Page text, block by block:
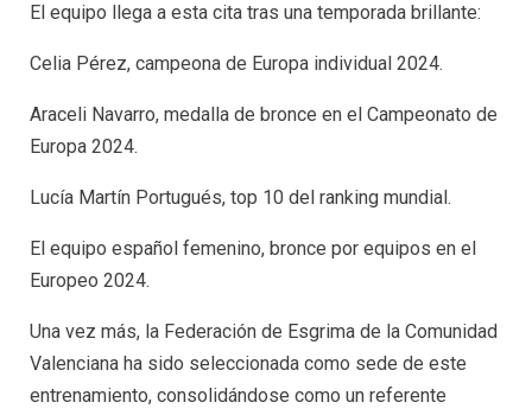
El equipo llega a esta cita tras una temporada brillante:
Celia Pérez, campeona de Europa individual 2024.
Araceli Navarro, medalla de bronce en el Campeonato de
Europa 2024.
Lucía Martín Portugués, top 10 del ranking mundial.
El equipo español femenino, bronce por equipos en el
Europeo 2024.
Una vez más, la Federación de Esgrima de la Comunidad
Valenciana ha sido seleccionada como sede de este
entrenamiento, consolidándose como un referente